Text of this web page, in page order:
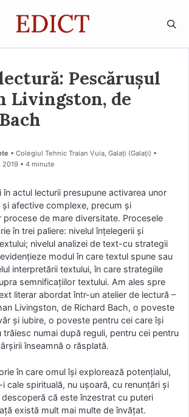
Pescărușul
Livingston, de
• Colegiul Tehnic Traian Vuia, Galați (Galaţi) •
2019 • 4 minute
în actul lecturii presupune activarea unor
afective complexe, precum şi
procese de mare diversitate. Procesele
în trei paliere: nivelul înţelegerii şi
nivelul analizei de text-cu strategii
modul în care textul spune sau
interpretării textului, în care strategiile
semnificaţiilor textului. Am ales spre
literar abordat într-un atelier de lectură –
Livingston, de Richard Bach, o poveste
și iubire, o poveste pentru cei care îşi
trăiesc numai după reguli, pentru cei pentru
înseamnă o răsplată.
în care omul îşi explorează potenţialul,
cale spirituală, nu uşoară, cu renunţări şi
că este înzestrat cu puteri
există mult mai multe de învăţat.